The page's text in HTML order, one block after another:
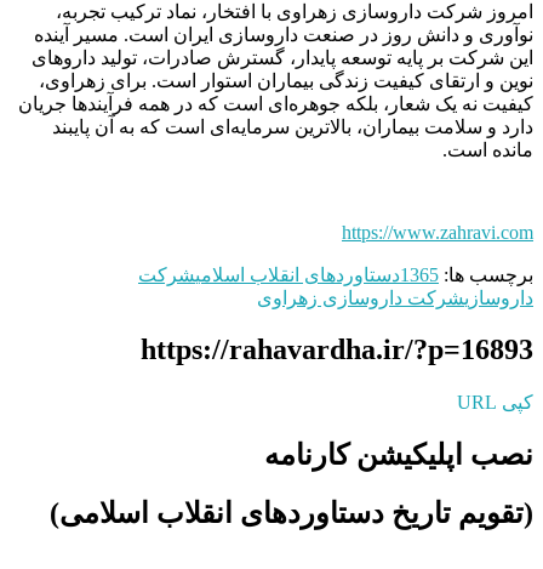
امروز شرکت داروسازی زهراوی با افتخار، نماد ترکیب تجربه،
نوآوری و دانش روز در صنعت داروسازی ایران است. مسیر آینده
این شرکت بر پایه توسعه پایدار، گسترش صادرات، تولید داروهای
نوین و ارتقای کیفیت زندگی بیماران استوار است. برای زهراوی،
کیفیت نه یک شعار، بلکه جوهره‌ای است که در همه فرآیندها جریان
دارد و سلامت بیماران، بالاترین سرمایه‌ای است که به آن پایبند
مانده است.
https://www.zahravi.com
برچسب ها: 1365دستاوردهای انقلاب اسلامیشرکت
داروسازیشرکت داروسازی زهراوی
https://rahavardha.ir/?p=16893
کپی URL
نصب اپلیکیشن کارنامه
(تقویم تاریخ دستاوردهای انقلاب اسلامی​)